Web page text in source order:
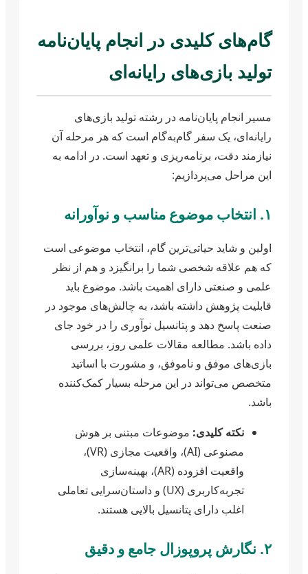
گام‌های کلیدی در انجام پایان‌نامه
تولید بازی‌های رایانه‌ای
مسیر انجام پایان‌نامه در رشته تولید بازی‌های
رایانه‌ای، یک سفر گام‌به‌گام است که هر مرحله آن
نیازمند دقت، برنامه‌ریزی و تعهد است. در ادامه به
این مراحل می‌پردازیم:
۱. انتخاب موضوع مناسب و نوآورانه
اولین و شاید حیاتی‌ترین گام، انتخاب موضوعی است
که هم علاقه شخصی شما را برانگیزد و هم از نظر
علمی و صنعتی دارای اهمیت باشد. موضوع باید
قابلیت پژوهش داشته باشد، به چالش‌های موجود در
صنعت پاسخ دهد و پتانسیل نوآوری را در خود جای
داده باشد. مطالعه مقالات علمی روز، بررسی
بازی‌های موفق و ناموفق، و مشورت با اساتید
متخصص می‌تواند در این مرحله بسیار کمک‌کننده
باشد.
نکته کلیدی: موضوعات مبتنی بر هوش
مصنوعی (AI)، واقعیت مجازی (VR)،
واقعیت افزوده (AR)، بهینه‌سازی
تجربه‌کاربری (UX) و داستان‌سرایی تعاملی
اغلب دارای پتانسیل بالایی هستند.
۲. نگارش پروپوزال جامع و دقیق